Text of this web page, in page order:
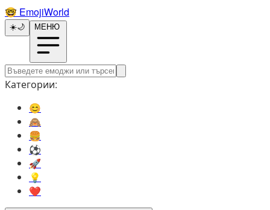
🤓️ EmojiWorld
☀️🌙 МЕНЮ
Категории:
😊️
🙈️
🍔️
⚽️
🚀️
💡️
❤️